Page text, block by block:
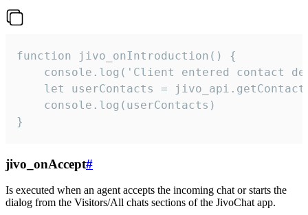
function jivo_onIntroduction() {
console.log('Client entered contact
let userContacts =
    console.log(userContacts)
}
jivo_onAccept#
Is executed when an agent accepts the incoming chat or starts the
dialog from the Visitors/All chats sections of the JivoChat app.